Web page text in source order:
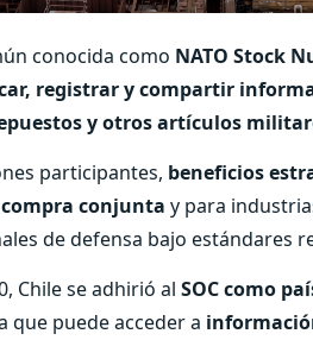
conocida como NATO Stock
registrar y compartir
y otros artículos
participantes, beneficios
compra conjunta y para
de defensa bajo estándares
Chile se adhirió al SOC como
que puede acceder a